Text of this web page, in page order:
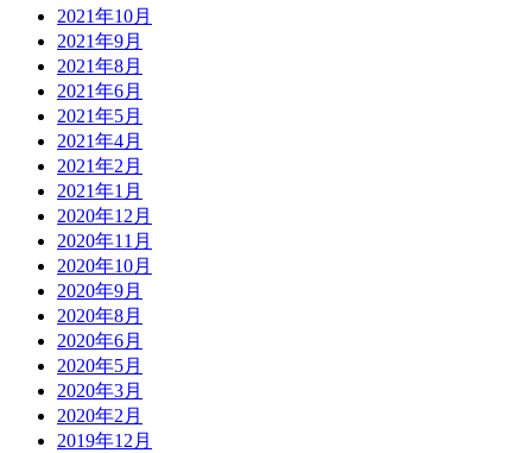
2021年10月
2021年9月
2021年8月
2021年6月
2021年5月
2021年4月
2021年2月
2021年1月
2020年12月
2020年11月
2020年10月
2020年9月
2020年8月
2020年6月
2020年5月
2020年3月
2020年2月
2019年12月